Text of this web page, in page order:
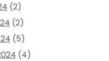
(2)
(2)
(5)
(4)